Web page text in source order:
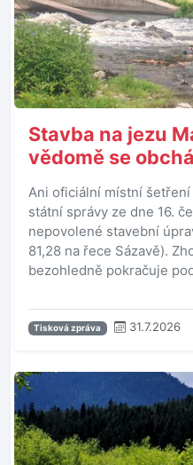
Stavba na jezu
vědomě se
Ani oficiální místní
státní správy ze dne 16.
nepovolené stavební
81,28 na řece Sázavě).
bezohledně pokračuje
Tisková zpráva 31.7.2026